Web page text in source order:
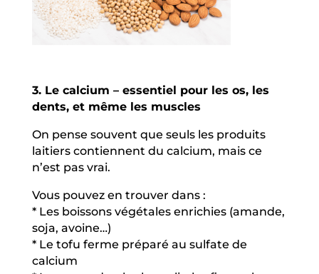
3. Le calcium – essentiel pour les os, les
dents, et même les muscles
On pense souvent que seuls les produits
laitiers contiennent du calcium, mais ce
n’est pas vrai.
Vous pouvez en trouver dans :
* Les boissons végétales enrichies (amande,
soja, avoine…)
* Le tofu ferme préparé au sulfate de
calcium